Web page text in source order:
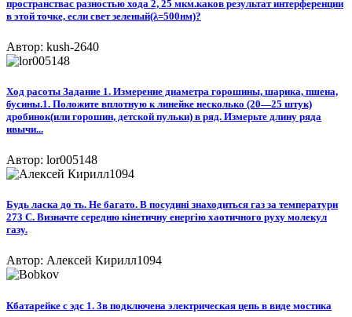
пространствас разностью хода 2, 25 мкм.каков результат интерференции
в этой точке, если свет зеленый(λ=500нм)?
Автор: kush-2640
Ход расоты Задание 1. Измерение диаметра горошины, шарика, пшена,
бусины.1. Положите вплотную к линейке несколько (20—25 штук)
дробинок(или горошин, детской пульки) в ряд. Измерьте длину ряда
ивычи...
Автор: lor005148
Будь ласка до ть. Не багато. В посудині знаходиться газ за температури
273 С. Визначте середню кінетичну енергію хаотичного руху молекул
газу.
Автор: Алексей Кирилл1094
Кбатарейке с эдс 1. 3в подключена электрическая цепь в виде мостика